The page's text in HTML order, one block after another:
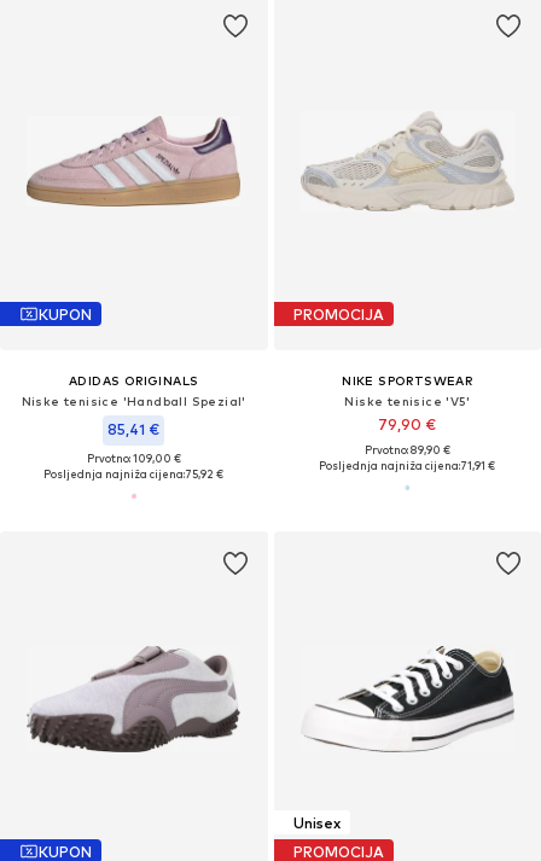
KUPON
ADIDAS ORIGINALS
Niske tenisice 'Handball Spezial'
85,41 €
Prvotno: 109,00 €
Posljednja najniža cijena:75,92 €
PROMOCIJA
NIKE SPORTSWEAR
Niske tenisice 'V5'
79,90 €
Prvotno: 89,90 €
Posljednja najniža cijena:71,91 €
KUPON
Unisex
PROMOCIJA